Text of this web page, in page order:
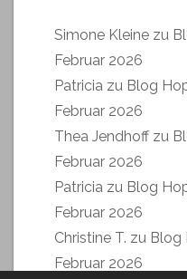
Simone Kleine zu
Februar 2026
Patricia zu Blog
Februar 2026
Thea Jendhoffzu
Februar 2026
Patricia zu Blog
Februar 2026
Christine T. zu Blog
Februar 2026